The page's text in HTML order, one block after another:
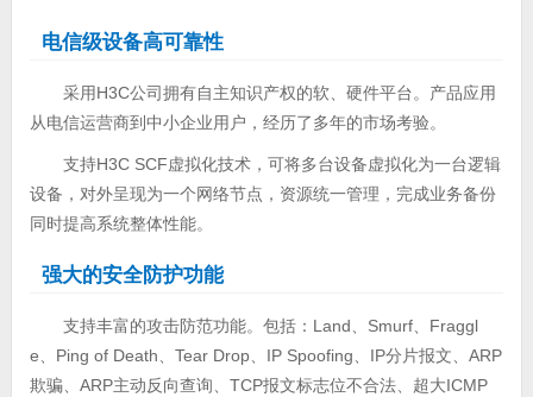
电信级设备高可靠性
采用H3C公司拥有自主知识产权的软、硬件平台。产品应用
从电信运营商到中小企业用户，经历了多年的市场考验。
支持H3C SCF虚拟化技术，可将多台设备虚拟化为一台逻辑
设备，对外呈现为一个网络节点，资源统一管理，完成业务备份
同时提高系统整体性能。
强大的安全防护功能
支持丰富的攻击防范功能。包括：Land、Smurf、Fraggl
e、Ping of Death、Tear Drop、IP Spoofing、IP分片报文、ARP
欺骗、ARP主动反向查询、TCP报文标志位不合法、超大ICMP